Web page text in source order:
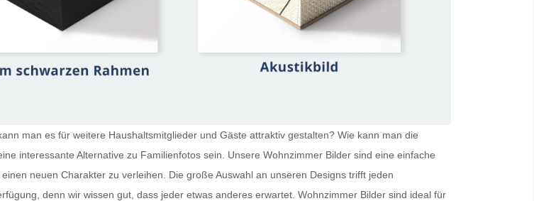
man es für weitere Haushaltsmitglieder und Gäste attraktiv gestalten? Wie kann man die
interessante Alternative zu Familienfotos sein. Unsere Wohnzimmer Bilder sind eine einfache
neuen Charakter zu verleihen. Die große Auswahl an unseren Designs trifft jeden
denn wir wissen gut, dass jeder etwas anderes erwartet. Wohnzimmer Bilder sind ideal für